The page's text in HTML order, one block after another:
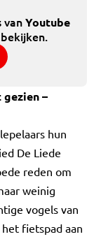
vanYoutube
–
hun
De Liede
reden om
weinig
vogels van
fietspad aan